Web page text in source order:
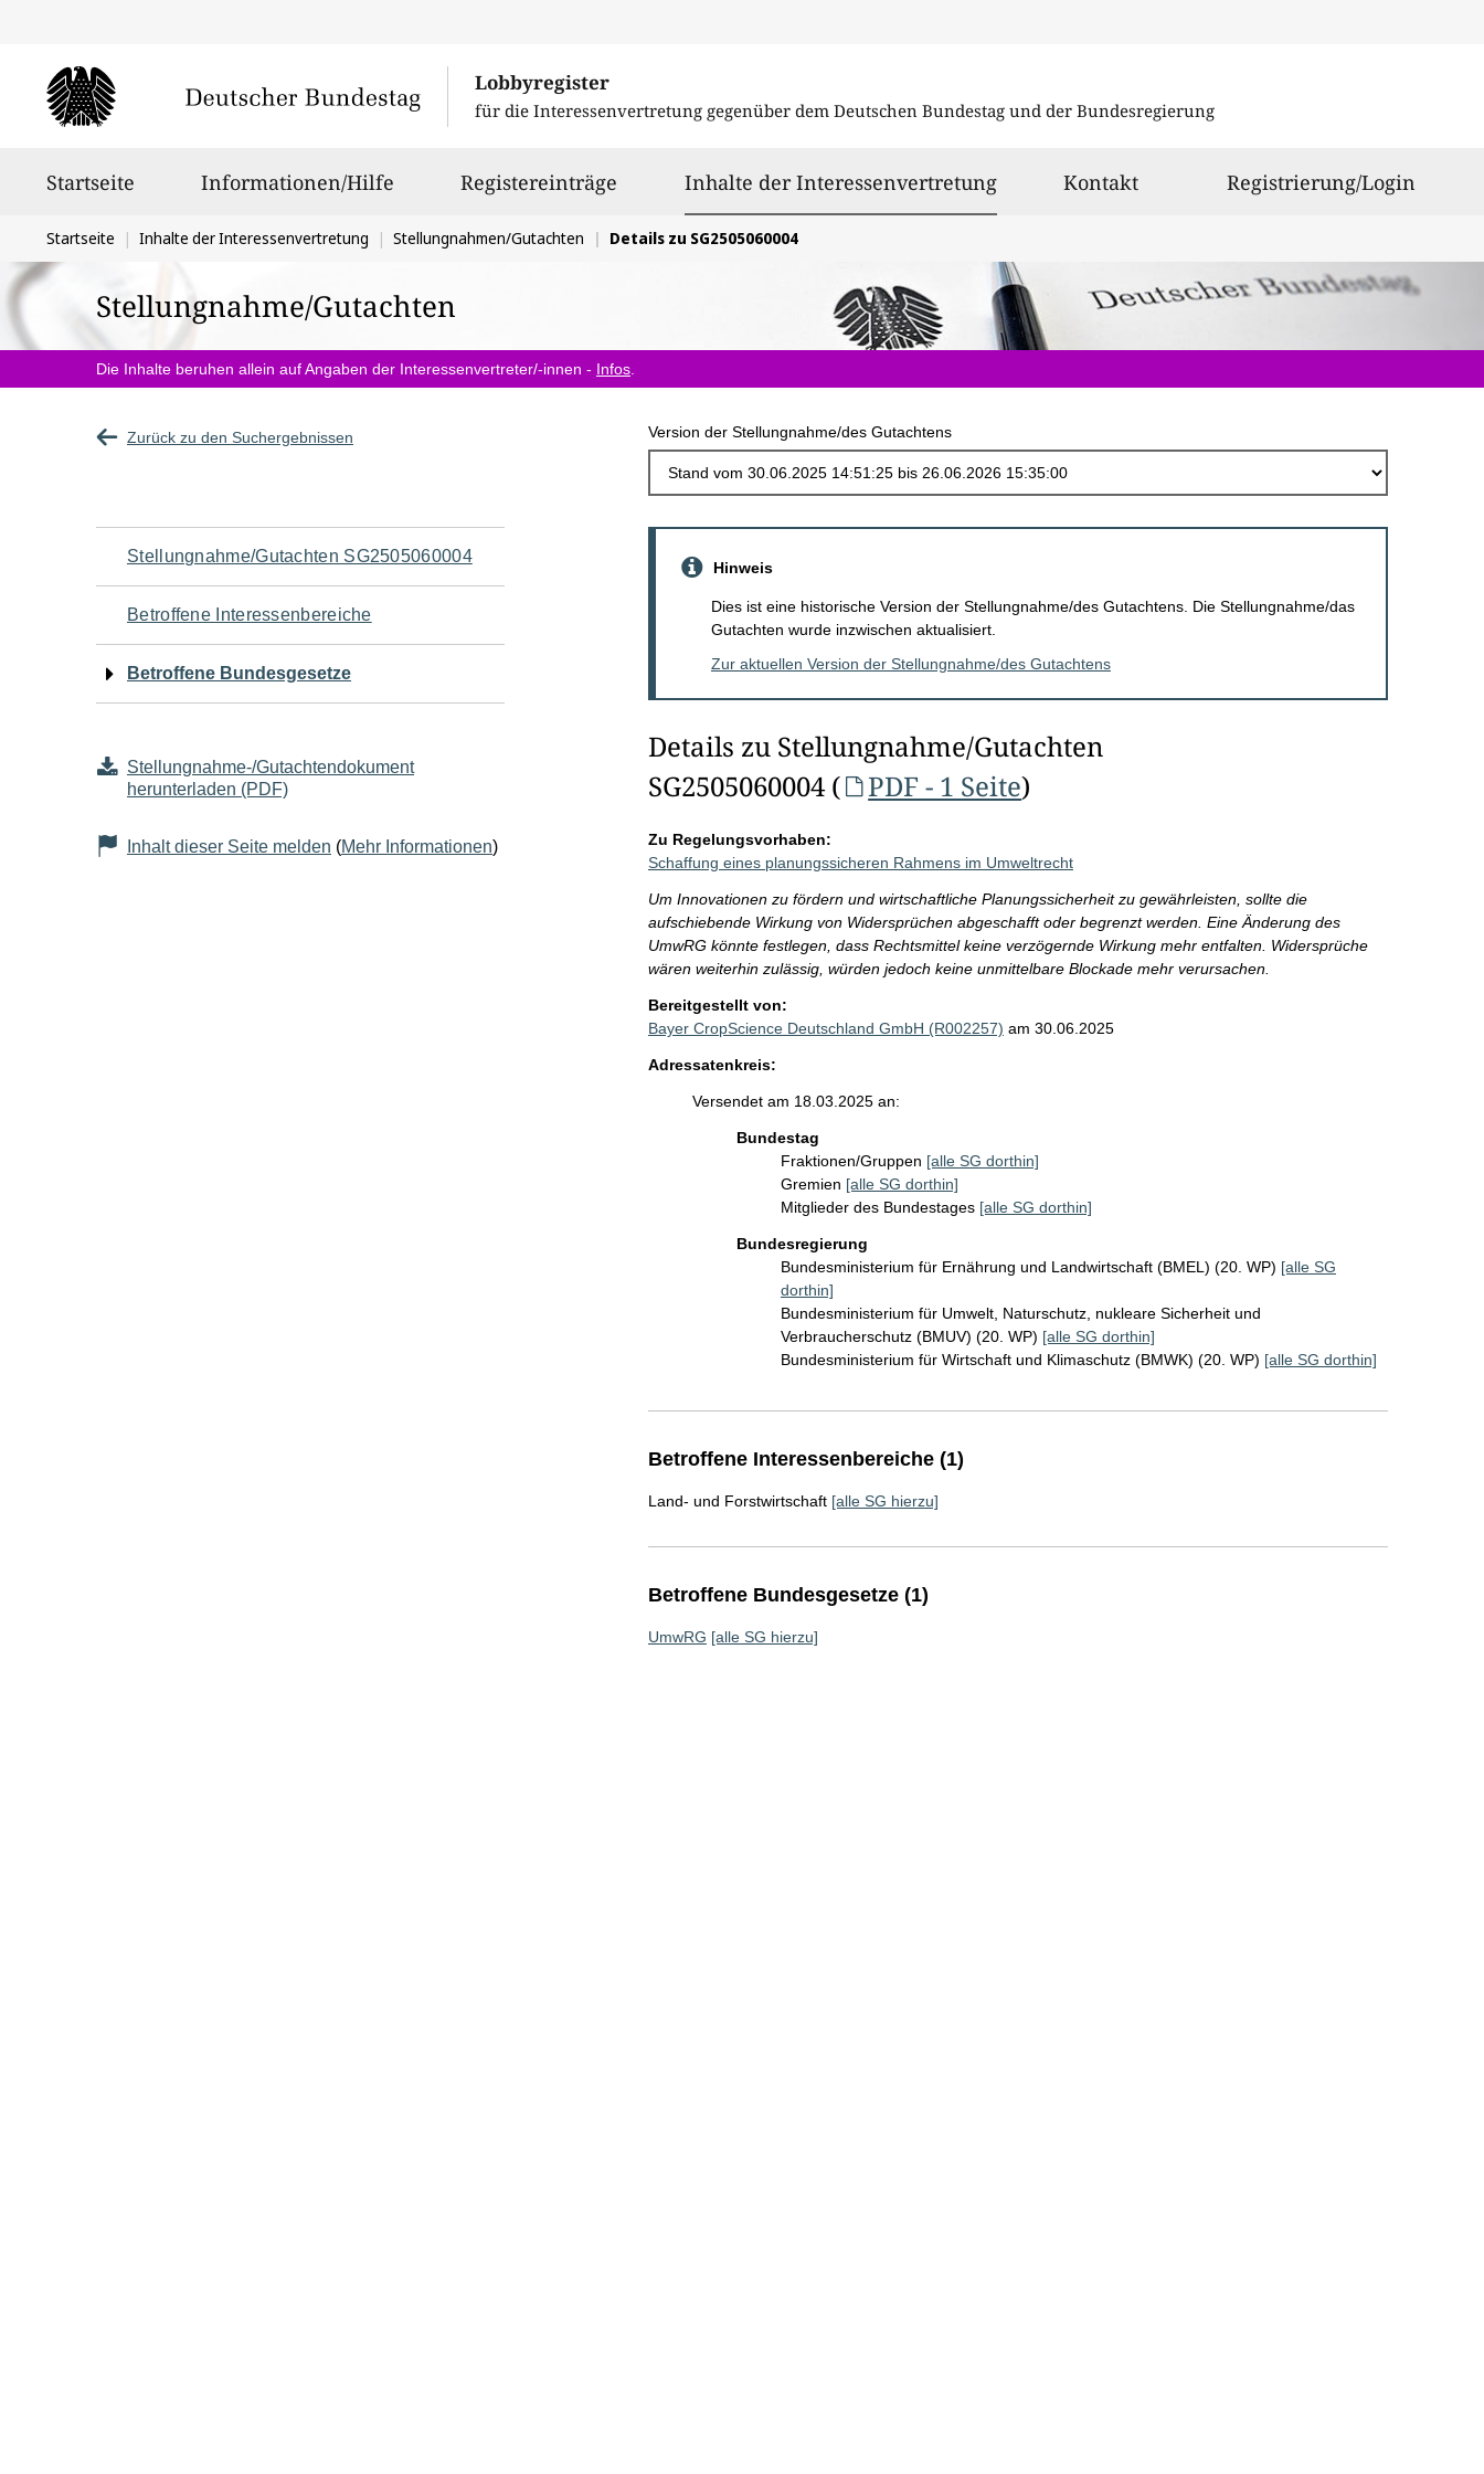
Lobbyregister
für die Interessenvertretung gegenüber dem Deutschen Bundestag und der Bundesregierung
Startseite Informationen/Hilfe Registereinträge Inhalte der Interessenvertretungausgewählt
Kontakt Registrierung/Login
Sie
befinden
sich
hier:
Startseite Inhalte der Interessenvertretung Stellungnahmen/Gutachten Details zu SG2505060004
Stellungnahme/Gutachten
Die Inhalte beruhen allein auf Angaben der Interessenvertreter/-innen - Infos
Zurück zu den Suchergebnissen Version der Stellungnahme/des Gutachtens
Navigation
für
den
Seiteninhalt
Stellungnahme/Gutachten SG2505060004
Betroffene Interessenbereiche
Betroffene Bundesgesetze
Stellungnahme-/Gutachtendokument
herunterladen (PDF)
Inhalt dieser Seite melden (Mehr Informationen)
Hinweis
Dies ist eine historische Version der Stellungnahme/des Gutachtens. Die Stellungnahme/das
Gutachten wurde inzwischen aktualisiert.
Zur aktuellen Version der Stellungnahme/des Gutachtens
Details zu Stellungnahme/Gutachten
SG2505060004 (
PDF - 1 Seite)
Zu Regelungsvorhaben:
Schaffung eines planungssicheren Rahmens im Umweltrecht
Um Innovationen zu fördern und wirtschaftliche Planungssicherheit zu gewährleisten, sollte die
aufschiebende Wirkung von Widersprüchen abgeschafft oder begrenzt werden. Eine Änderung des
UmwRG könnte festlegen, dass Rechtsmittel keine verzögernde Wirkung mehr entfalten. Widersprüche
wären weiterhin zulässig, würden jedoch keine unmittelbare Blockade mehr verursachen.
Bereitgestellt von:
Bayer CropScience Deutschland GmbH (R002257) am 30.06.2025
Adressatenkreis:
Versendet am 18.03.2025 an:
Bundestag
Fraktionen/Gruppen [alle SG dorthin]
Gremien [alle SG dorthin]
Mitglieder des Bundestages [alle SG dorthin]
Bundesregierung
Bundesministerium für Ernährung und Landwirtschaft (BMEL) (20. WP) [alle SG
dorthin]
Bundesministerium für Umwelt, Naturschutz, nukleare Sicherheit und
Verbraucherschutz (BMUV) (20. WP) [alle SG dorthin]
Bundesministerium für Wirtschaft und Klimaschutz (BMWK) (20. WP) [alle SG dorthin]
Betroffene Interessenbereiche (1)
Land- und Forstwirtschaft [alle SG hierzu]
Betroffene Bundesgesetze (1)
UmwRG [alle SG hierzu]